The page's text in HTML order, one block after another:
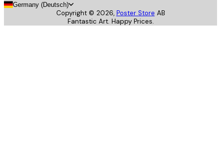
Germany (Deutsch)
Copyright © 2026, Poster Store AB
Fantastic Art. Happy Prices.